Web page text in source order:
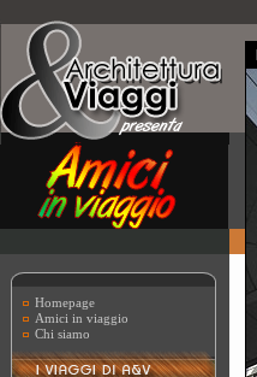
Homepage
Amici in viaggio
Chi siamo